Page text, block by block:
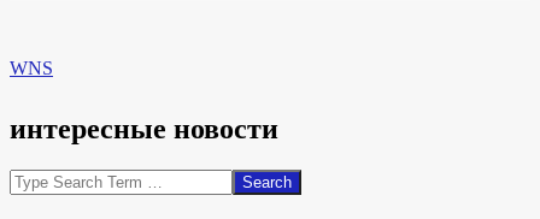
WNS
интересные новости
Search